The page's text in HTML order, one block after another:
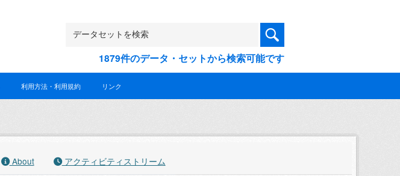
1879件のデータ・セットから検索可能です
利用方法・利用規約 リンク
About アクティビティストリーム